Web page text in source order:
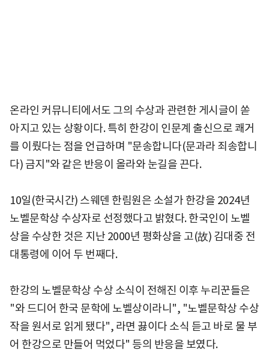
온라인 커뮤니티에서도 그의 수상과 관련한 게시글이 쏟
아지고 있는 상황이다. 특히 한강이 인문계 출신으로 쾌거
를 이뤘다는 점을 언급하며 "문송합니다(문과라 죄송합니
다) 금지"와 같은 반응이 올라와 눈길을 끈다.
10일(한국시간) 스웨덴 한림원은 소설가 한강을 2024년
노벨문학상 수상자로 선정했다고 밝혔다. 한국인이 노벨
상을 수상한 것은 지난 2000년 평화상을 고(故) 김대중 전
대통령에 이어 두 번째다.
한강의 노벨문학상 수상 소식이 전해진 이후 누리꾼들은
"와 드디어 한국 문학에 노벨상이라니", "노벨문학상 수상
작을 원서로 읽게 됐다", 라면 끓이다 소식 듣고 바로 물 부
어 한강으로 만들어 먹었다" 등의 반응을 보였다.